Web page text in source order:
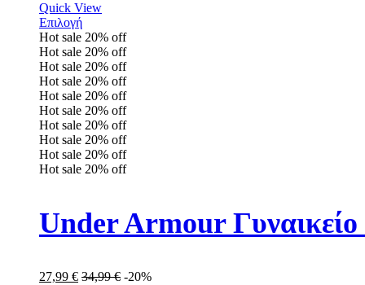
Quick View
Επιλογή
Hot sale 20% off
Hot sale 20% off
Hot sale 20% off
Hot sale 20% off
Hot sale 20% off
Hot sale 20% off
Hot sale 20% off
Hot sale 20% off
Hot sale 20% off
Hot sale 20% off
Under Armour
27,99 € 34,99€ -20%